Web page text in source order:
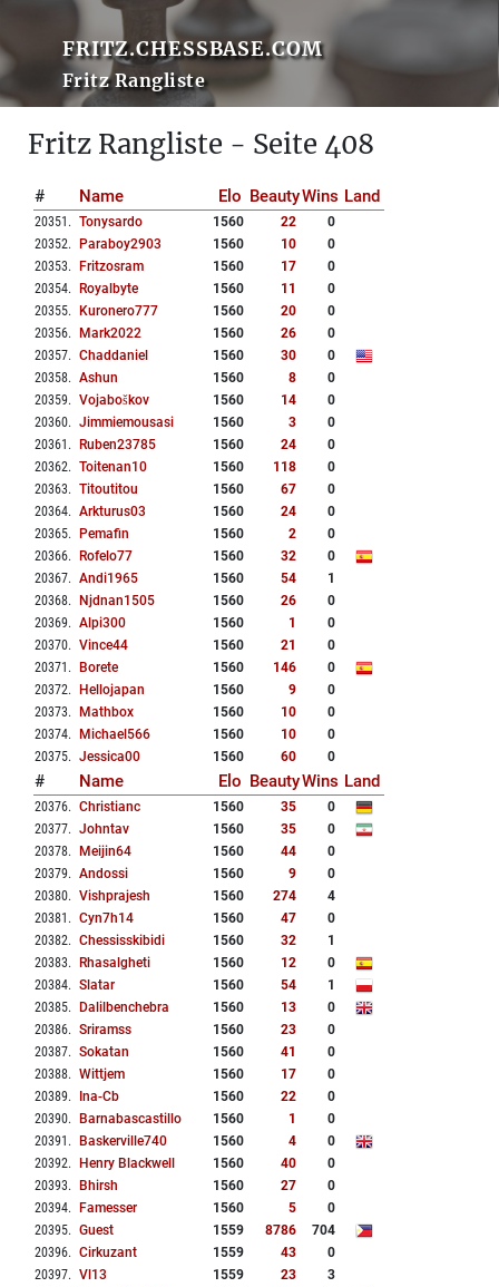
FRITZ.CHESSBASE.COM
Fritz Rangliste
Fritz Rangliste - Seite 408
# Name Elo BeautyWins Land
20351 . Tonysardo 1560 22
0
20352. Paraboy2903 1560 10
0
20353. Fritzosram 1560 17
0
20354. Royalbyte 1560 11
0
20355. Kuronero777 1560 20
0
20356. Mark2022 1560 26
0
20357. Chaddaniel 1560 30
0
20358. Ashun 1560 8
0
20359. Vojaboškov 1560 14
0
20360. Jimmiemousasi 1560 3
0
20361 . Ruben23785 1560 24
0
20362. Toitenan10 1560 118
0
20363. Titoutitou 1560 67
0
20364. Arkturus03 1560 24
0
20365. Pemafin 1560 2
0
20366. Rofelo77 1560 32
0
20367. Andi1965 1560 54
1
20368. Njdnan1505 1560 26
0
20369. Alpi300 1560 1
0
20370. Vince44 1560 21
0
20371 . Borete 1560 146
0
20372. Hellojapan 1560 9
0
20373. Mathbox 1560 10
0
20374. Michael566 1560 10
0
20375. Jessica00 1560 60 0
# Name Elo BeautyWins Land
20376. Christianc 1560 35
0
20377. Johntav 1560 35
0
20378. Meijin64 1560 44
0
20379. Andossi 1560 9
0
20380. Vishprajesh 1560 274
4
20381 . Cyn7h14 1560 47
0
20382. Chessisskibidi 1560 32
1
20383. Rhasalgheti 1560 12
0
20384. Slatar 1560 54
1
20385. Dalilbenchebra 1560 13
0
20386. Sriramss 1560 23
0
20387. Sokatan 1560 41
0
20388. Wittjem 1560 17
0
20389. Ina-Cb 1560 22
0
20390. Barnabascastillo 1560 1
0
20391 . Baskerville740 1560 4
0
20392. Henry Blackwell 1560 40
0
20393. Bhirsh 1560 27
0
20394. Famesser 1560 5
0
20395. Guest 1559 8786
704
20396. Cirkuzant 1559 43
0
20397. Vl13 1559 23
3